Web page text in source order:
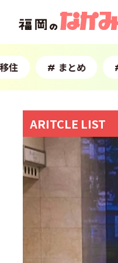
住 # まとめ #
ARITCLE LIST